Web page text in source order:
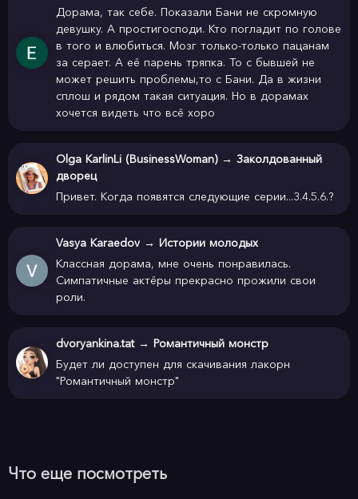
Дорама, так себе. Показали Бани не скромную
девушку. А простигосподи. Кто погладит по голове
в того и влюбиться. Мозг только-только пацанам
за серает. А её парень тряпка. То с бывшей не
может решить проблемы,то с Бани. Да в жизни
сплош и рядом такая ситуация. Но в дорамах
хочется видеть что всё хоро
Olga KarlinLi (BusinessWoman) → Заколдованный
дворец
Привет. Когда появятся следующие серии...3.4.5.6.?
Vasya Karaedov → Истории молодых
Классная дорама, мне очень понравилась.
Симпатичные актёры прекрасно прожили свои
роли.
dvoryankina.tat → Романтичный монстр
Будет ли доступен для скачивания лакорн
"Романтичный монстр"
Что еще посмотреть